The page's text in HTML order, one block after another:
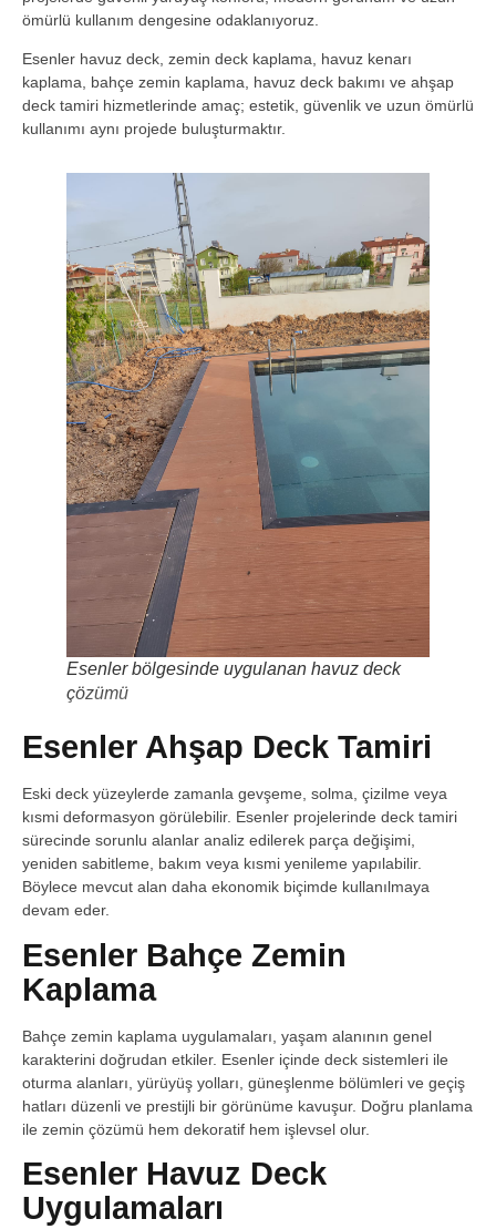
ömürlü kullanım dengesine odaklanıyoruz.
Esenler havuz deck, zemin deck kaplama, havuz kenarı
kaplama, bahçe zemin kaplama, havuz deck bakımı ve ahşap
deck tamiri hizmetlerinde amaç; estetik, güvenlik ve uzun ömürlü
kullanımı aynı projede buluşturmaktır.
Esenler bölgesinde uygulanan havuz deck
çözümü
Esenler Ahşap Deck Tamiri
Eski deck yüzeylerde zamanla gevşeme, solma, çizilme veya
kısmi deformasyon görülebilir. Esenler projelerinde deck tamiri
sürecinde sorunlu alanlar analiz edilerek parça değişimi,
yeniden sabitleme, bakım veya kısmi yenileme yapılabilir.
Böylece mevcut alan daha ekonomik biçimde kullanılmaya
devam eder.
Esenler Bahçe Zemin
Kaplama
Bahçe zemin kaplama uygulamaları, yaşam alanının genel
karakterini doğrudan etkiler. Esenler içinde deck sistemleri ile
oturma alanları, yürüyüş yolları, güneşlenme bölümleri ve geçiş
hatları düzenli ve prestijli bir görünüme kavuşur. Doğru planlama
ile zemin çözümü hem dekoratif hem işlevsel olur.
Esenler Havuz Deck
Uygulamaları